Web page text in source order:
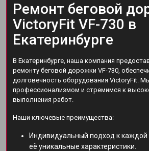
Ремонт беговой
VictoryFit VF-730 в
Екатеринбурге
В Екатеринбурге, наша компания
ремонту беговой дорожки VF-730,
долговечность оборудования VictoryFit.
профессионализмом и стремимся к
выполнения работ.
Наши ключевые преимущества:
Индивидуальный подход к
её уникальные характеристики.